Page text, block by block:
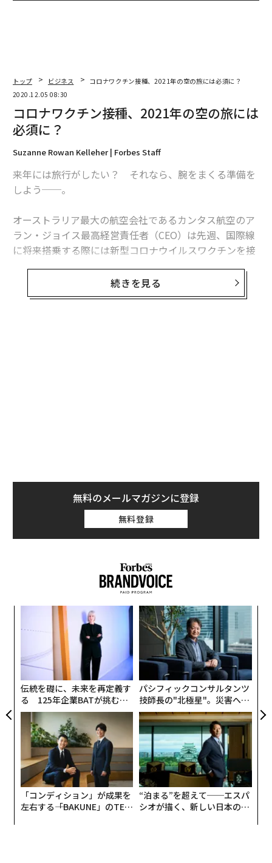
トップ ビジネス
コロナワクチン接種、2021年の空の旅には必須に？
2020.12.05 08:30
コロナワクチン接種、2021年の空の旅には
必須に？
Suzanne Rowan Kelleher | Forbes Staff
来年には旅行がしたい？ それなら、腕をまくる準備を
しよう──。
オーストラリア最大の航空会社であるカンタス航空のア
ラン・ジョイス最高経営責任者（CEO）は先週、国際線
に将来搭乗する際には新型コロナウイルスワクチンを接
種した証明が必要になるとの見通しを示した。
ジョイスは豪テレビ局ナイン・ネットワークのインタビ
編集＝遠藤宗生
2026年9月号発売中
続きを見る
無料のメールマガジンに登録
無料登録
伝統を礎に、未来を再定義す
る 125年企業BATが挑むス
モークレスな未来
パシフィックコンサルタンツ
技師長の"北極星"。災害への
無力感を乗り越え見つけた、
防災一筋20年の答え
「コンディション」が成果を
左右する――「BAKUNE」のTEN
“泊まる”を超えて──エスパ
シオが描く、新しい日本のラ